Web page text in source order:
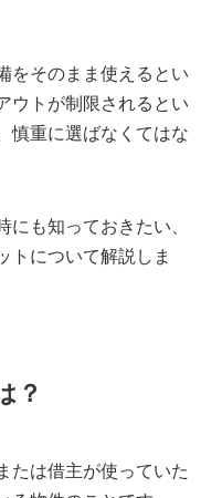
をそのまま使えるとい
ウトが制限されるとい
慎重に選ばなくてはな
も知っておきたい、
トについて解説しま
？
たは借主が使っていた